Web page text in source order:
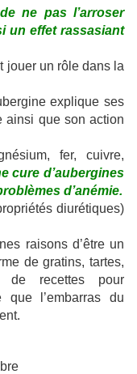
ne pas l’arroser
un effet rassasiant
jouer un rôle dans la
explique ses
ainsi que son action
fer, cuivre,
cure d’aubergines
d’anémie.
diurétiques)
raisons d’être un
de gratins, tartes,
de recettes pour
que l’embarras du
Delabre